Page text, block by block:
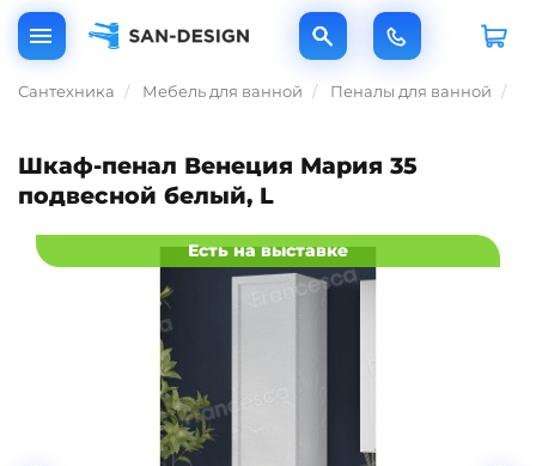
Сантехника Мебель для ванной Пеналы для ванной
Шкаф-пенал Венеция Мария 35
подвесной белый, L
Есть на выставке